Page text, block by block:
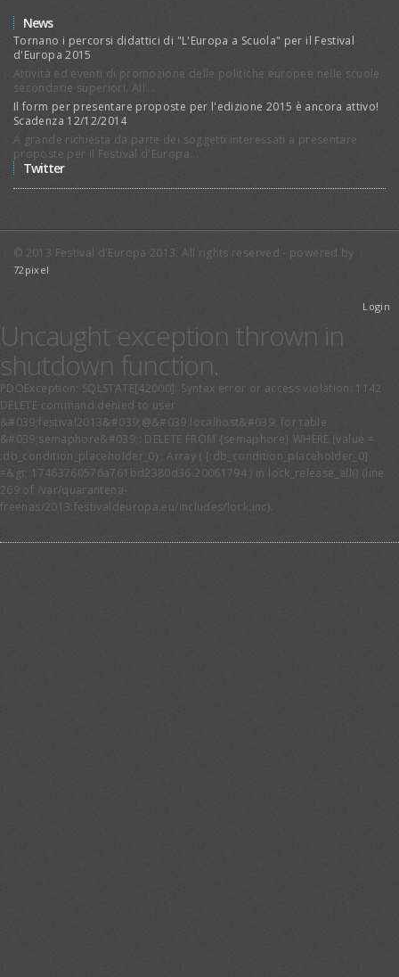
News
Tornano i percorsi didattici di "L'Europa a Scuola" per il Festival
d'Europa 2015
Attività ed eventi di promozione delle politiche europee nelle scuole
secondarie superiori. All’...
Il form per presentare proposte per l'edizione 2015 è ancora attivo!
Scadenza 12/12/2014
A grande richiesta da parte dei soggetti interessati a presentare
proposte per il Festival d'Europa...
Twitter
© 2013 Festival d'Europa 2013. All rights reserved - powered by
72pixel
Login
Uncaught exception thrown in
shutdown function.
PDOException: SQLSTATE[42000]: Syntax error or access violation: 1142
DELETE command denied to user
&#039;festival2013&#039;@&#039;localhost&#039; for table
&#039;semaphore&#039;: DELETE FROM {semaphore} WHERE (value =
:db_condition_placeholder_0) ; Array ( [:db_condition_placeholder_0]
=&gt; 17463760576a761bd2380d36.20061794 ) in lock_release_all() (line
269 of /var/quarantena-
freenas/2013.festivaldeuropa.eu/includes/lock.inc).